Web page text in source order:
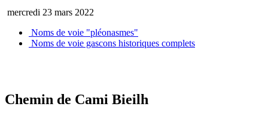
mercredi 23 mars 2022
Noms de voie "pléonasmes"
Noms de voie gascons historiques complets
Chemin de Cami Bieilh